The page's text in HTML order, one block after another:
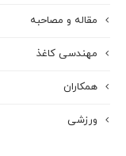
مقاله و مصاحبه
مهندسی کاغذ
همکاران
ورزشی